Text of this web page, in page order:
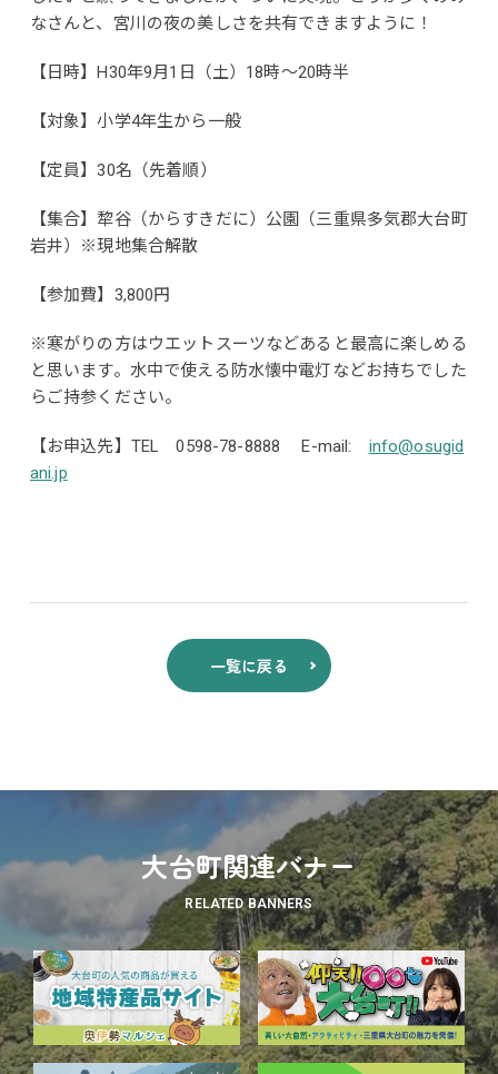
なさんと、宮川の夜の美しさを共有できますように！
【日時】H30年9月1日（土）18時～20時半
【対象】小学4年生から一般
【定員】30名（先着順）
【集合】犂谷（からすきだに）公園（三重県多気郡大台町
岩井）※現地集合解散
【参加費】3,800円
※寒がりの方はウエットスーツなどあると最高に楽しめる
と思います。水中で使える防水懐中電灯などお持ちでした
らご持参ください。
【お申込先】TEL 0598-78-8888 E-mail: info@osugid
ani.jp
一覧に戻る
大台町関連バナー
RELATED BANNERS